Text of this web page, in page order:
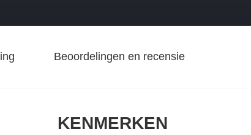
Beoordelingen en recensie
KENMERKEN